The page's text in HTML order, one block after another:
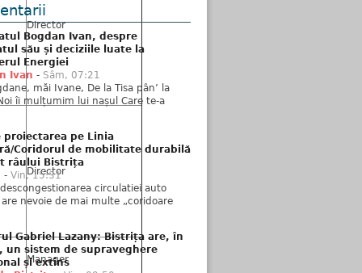
Director
Director
Manager
Bogdan Ivan, despre
său și deciziile luate la
Energiei
Ivan - Sâm, 07:21
măi Ivane, De la Tisa pân’ la
îi mulțumim lui nașul Care te-a
proiectarea pe Linia
Coridorul de mobilitate durabilă
râului Bistrița
- Vin, 15:31
circulatiei auto
nevoie de mai multe „coridoare
Gabriel Lazany: Bistrița are, în
un sistem de supraveghere
și extins